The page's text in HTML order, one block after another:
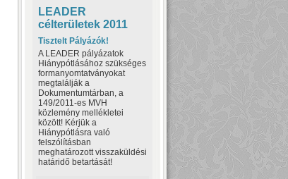
LEADER
célterületek 2011
Tisztelt Pályázók!
A LEADER pályázatok
Hiánypótlásához szükséges
formanyomtatványokat
megtalálják a
Dokumentumtárban, a
149/2011-es MVH
közlemény mellékletei
között! Kérjük a
Hiánypótlásra való
felszólításban
meghatározott visszaküldési
határidő betartását!